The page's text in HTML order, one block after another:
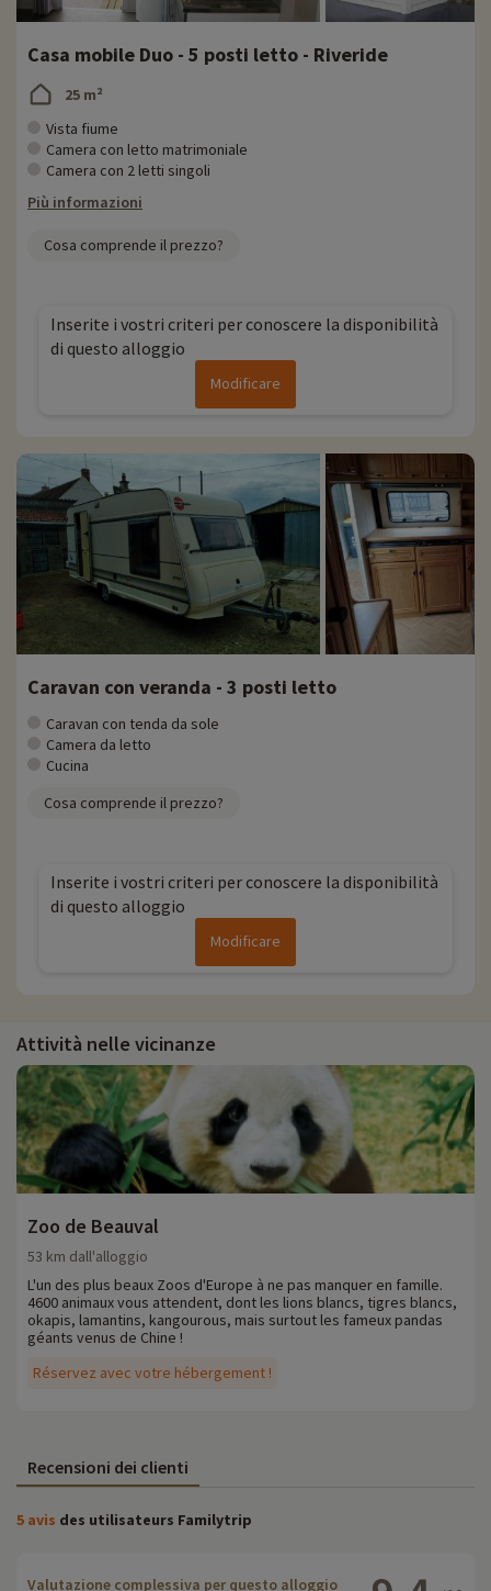
Casa mobile Duo - 5 posti letto - Riveride
25 m²
Vista fiume
Camera con letto matrimoniale
Camera con 2 letti singoli
Più informazioni
Cosa comprende il prezzo?
Inserite i vostri criteri per conoscere la disponibilità
di questo alloggio
Modificare
Caravan con veranda - 3 posti letto
Caravan con tenda da sole
Camera da letto
Cucina
Cosa comprende il prezzo?
Inserite i vostri criteri per conoscere la disponibilità
di questo alloggio
Modificare
Attività nelle vicinanze
Zoo de Beauval
Réservez avec votre hébergement !
53 km dall'alloggio
L'un des plus beaux Zoos d'Europe à ne pas manquer en famille.
4600 animaux vous attendent, dont les lions blancs, tigres blancs,
okapis, lamantins, kangourous, mais surtout les fameux pandas
géants venus de Chine !
Recensioni dei clienti
5 avis des utilisateurs Familytrip
Valutazione complessiva per questo alloggio